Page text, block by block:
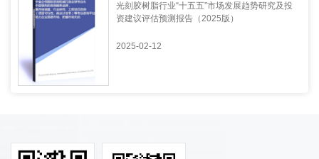
光刻胶树脂行业“十五五”市场发展趋势研究及投
资建议评估预测报告（2025版）
2025-02-12